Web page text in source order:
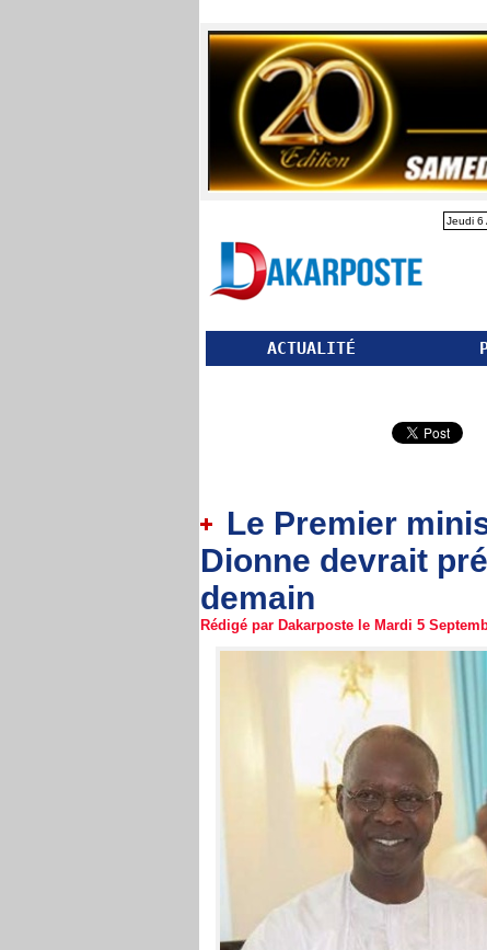
Jeudi 6
ACTUALITÉ
Le Premier
Dionne devrait
demain
Rédigé par Dakarposte le Mardi 5